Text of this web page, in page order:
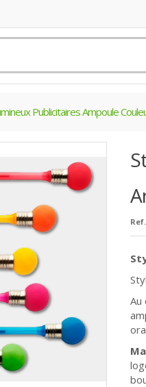
Publicitaires Ampoule
Ref.
Au